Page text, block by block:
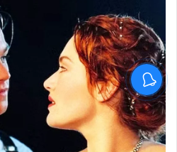
ശ്രീലങ്കൻ പര്യടനം:
ഇന്ത്യയുടെ സന്നാഹ
മത്സരത്തിന് ഇന്ന് തുടക്കം